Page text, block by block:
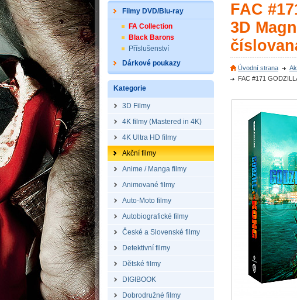
Filmy DVD/Blu-ray
FA Collection
Black Barons
Příslušenství
Dárkové poukazy
Kategorie
3D Filmy
4K filmy (Mastered in 4K)
4K Ultra HD filmy
Akční filmy
Anime / Manga filmy
Animované filmy
Auto-Moto filmy
Autobiografické filmy
České a Slovenské filmy
Detektivní filmy
Dětské filmy
DIGIBOOK
Dobrodružné filmy
FAC
3D
Úvodní strana
FAC #171